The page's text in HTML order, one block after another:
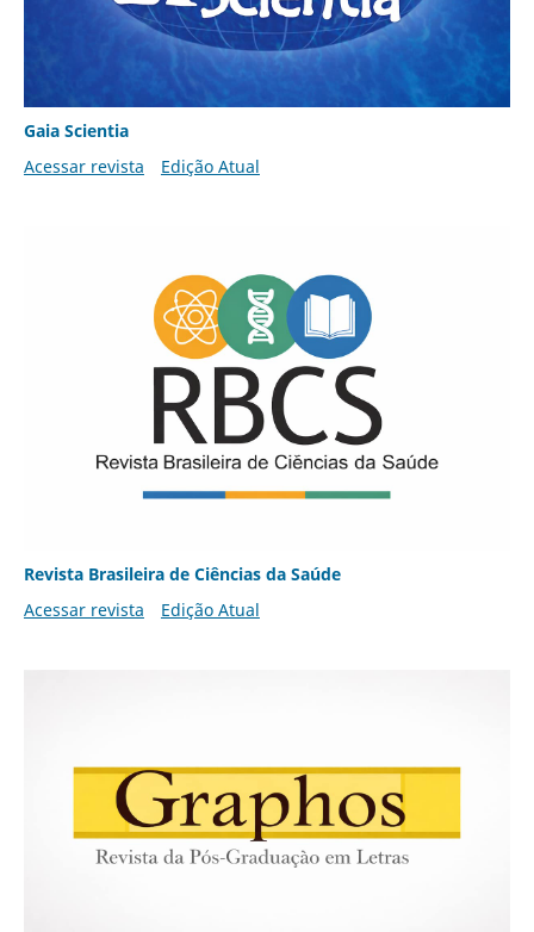
Gaia Scientia
Acessar revista
Edição Atual
Revista Brasileira de Ciências da Saúde
Acessar revista
Edição Atual